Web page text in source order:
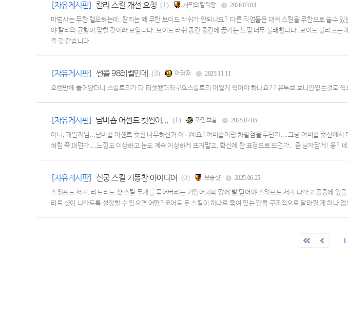
[자유게시판] 칼리 스킬 개선 요청 (1) 사막의칼리왕 2026.03.03
마법사는 무한 텔포하는데, 칼리는 왜 무한 보이드 러쉬가 안되나요? 다른 직업들은 대쉬 스킬을 무한으로 쓸수
야 칼리의 균형이 잡힐 것이라 보입니다. 보이드 러쉬 중간 중간에 끊기는 느낌 너무 불쾌합니다. 보이드 블리츠
을 것 같습니다.
[자유게시판] 썬콜 98레벨인데 (3) 아러떠 2025.11.11
오랜만에 들어왔더니 스킬트리가 다 리셋됐더라구요스킬트리 어떻게 찍어야 하나요??유투브 보니깐없는것도
[자유게시판] 남비숍 어센트 컷씬이... (1) 까만보샬 2025.07.05
아니, 개발자님...남비숍 어센트 컷씬 너무하신거 아니에요?여비숍이랑 차별점을 두던가....그냥 여비숍 컷신
처럼 쭉 펴던가....느낌도 이상하고 눈도 계속 이상하게 뜨지말고, 확신에 찬 표정으로 뜨던가...좀 남자답게! 응
[자유게시판] 신궁 스킬 기똥찬 아이디어 (0) 보송샷 2025.06.25
스위프트 서지, 리트리트 샷 스킬 두개를 묶어버리는 거임어차피 땅에 발 딛어야 스위프트 서지 나가고 공중에
리트 샷이 나가도록 설정할 수 있으면 어떰?코어도 두 스킬이 하나로 묶여 있는 만큼 구조적으로 달라질 게 하나
1